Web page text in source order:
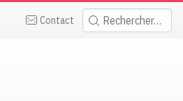
Contact Rechercher: